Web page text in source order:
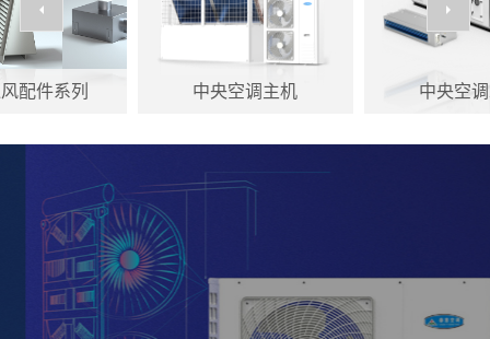
配件系列 中央空调主机 中央空